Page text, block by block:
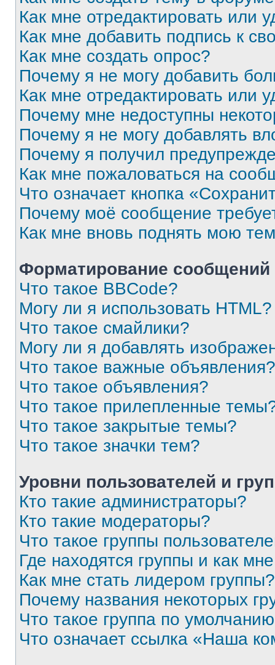
Как мне отредактировать или
Как мне добавить подпись к
Как мне создать опрос?
Почему я не могу добавить
Как мне отредактировать или
Почему мне недоступны
Почему я не могу добавлять
Почему я получил
Как мне пожаловаться на
Что означает кнопка
Почему моё сообщение
Как мне вновь поднять мою
Форматирование
Что такое BBCode?
Могу ли я использовать HTML?
Что такое смайлики?
Могу ли я добавлять
Что такое важные объявления?
Что такое объявления?
Что такое прилепленные
Что такое закрытые темы?
Что такое значки тем?
Уровни пользователей и
Кто такие администраторы?
Кто такие модераторы?
Что такое группы
Где находятся группы и как
Как мне стать лидером группы?
Почему названия некоторых
Что такое группа по
Что означает ссылка «Наша